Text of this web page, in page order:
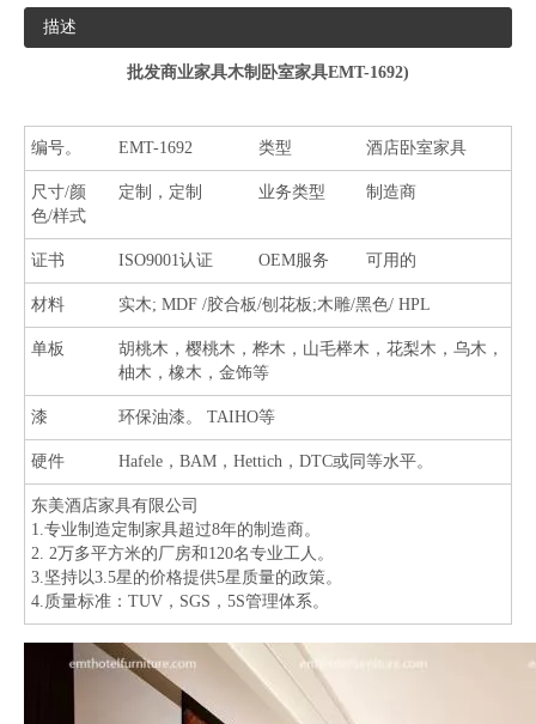
描述
批发商业家具木制卧室家具EMT-1692)
编号。 EMT-1692 类型 酒店卧室家具
尺寸/颜
色/样式
定制，定制 业务类型 制造商
证书 ISO9001认证 OEM服务 可用的
材料 实木; MDF /胶合板/刨花板;木雕/黑色/ HPL
单板
胡桃木，樱桃木，桦木，山毛榉木，花梨木，乌木，
柚木，橡木，金饰等
漆 环保油漆。 TAIHO等
硬件 Hafele，BAM，Hettich，DTC或同等水平。
东美酒店家具有限公司
1.专业制造定制家具超过8年的制造商。
2. 2万多平方米的厂房和120名专业工人。
3.坚持以3.5星的价格提供5星质量的政策。
4.质量标准：TUV，SGS，5S管理体系。